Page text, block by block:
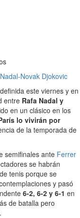
Novak Djokovic
este viernes y en
entre Rafa Nadal y
en un clásico en los
lo vivirán por
de la temporada de
semifinales ante Ferrer
se habrán
tenis porque se
y pasó
6-2, 6-2 y 6-1 en
de batalla pero
.